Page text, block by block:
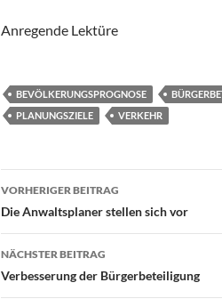
Anregende Lektüre
BEVÖLKERUNGSPROGNOSE
PLANUNGSZIELE
VERKEHR
Beitragsnavigation
VORHERIGER BEITRAG
Die Anwaltsplaner stellen sich vor
NÄCHSTER BEITRAG
Verbesserung der Bürgerbeteiligung